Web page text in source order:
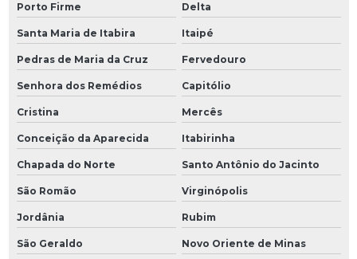
Porto Firme Delta
Santa Maria de Itabira Itaipé
Pedras de Maria da Cruz Fervedouro
Senhora dos Remédios Capitólio
Cristina Mercês
Conceição da Aparecida Itabirinha
Chapada do Norte Santo Antônio do Jacinto
São Romão Virginópolis
Jordânia Rubim
São Geraldo Novo Oriente de Minas